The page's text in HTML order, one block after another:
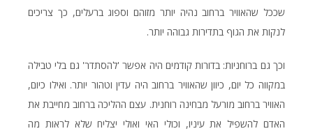
שככל שהאוויר ברחוב נהיה יותר מזוהם וספוג ברעלים, כך צריכים
לנקות את הגוף בתדירות גבוהה יותר.
וכך גם ברוחניות: בדורות קודמים היה אפשר 'להסתדר' גם בלי טבילה
במקווה כל יום, כיוון שהאוויר ברחוב היה עדין וטהור יותר. ואילו כיום,
האוויר ברחוב מורעל מבחינה רוחנית. עצם ההליכה ברחוב מחייבת את
האדם להשפיל את עיניו, וכולי האי ואולי יצליח שלא לראות מה